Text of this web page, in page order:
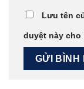
Lưu tên
duyệt này cho